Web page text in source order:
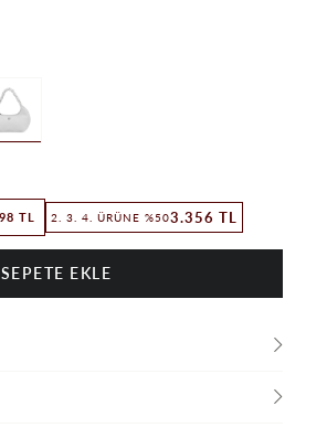
TL 2. 3. 4. ÜRÜNE %503.356 TL